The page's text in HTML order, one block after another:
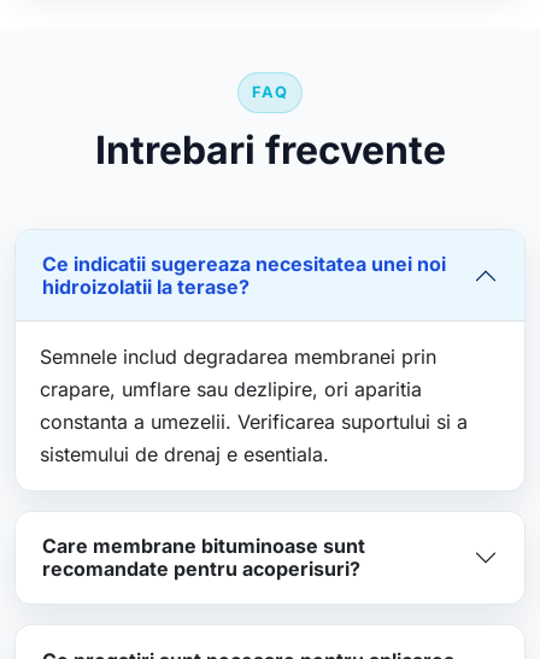
FAQ
Intrebari frecvente
Ce indicatii sugereaza necesitatea unei noi
hidroizolatii la terase?
Semnele includ degradarea membranei prin
crapare, umflare sau dezlipire, ori aparitia
constanta a umezelii. Verificarea suportului si a
sistemului de drenaj e esentiala.
Care membrane bituminoase sunt
recomandate pentru acoperisuri?